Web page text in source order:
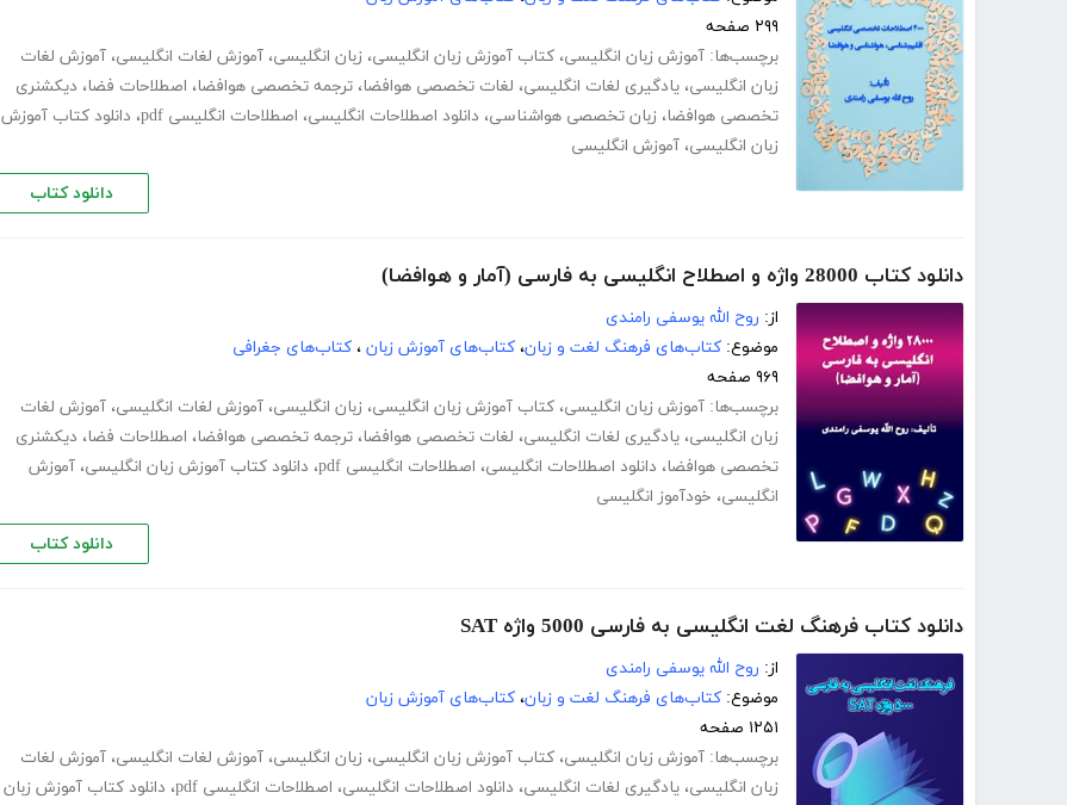
۲۹۹ صفحه
برچسب‌ها: آموزش زبان انگلیسی، کتاب آموزش زبان انگلیسی، زبان انگلیسی، آموزش لغات انگلیسی، آموزش لغات
زبان انگلیسی، یادگیری لغات انگلیسی، لغات تخصصی هوافضا، ترجمه تخصصی هوافضا، اصطلاحات فضا، دیکشنری
تخصصی هوافضا، زبان تخصصی هواشناسی، دانلود اصطلاحات انگلیسی، اصطلاحات انگلیسی pdf ، دانلود کتاب آموزش
زبان انگلیسی، آموزش انگلیسی
دانلود کتاب
دانلود کتاب 28000 واژه و اصطلاح انگلیسی به فارسی (آمار و هوافضا)
از: روح الله یوسفی رامندی
موضوع: کتاب‌های فرهنگ لغت و زبان، کتاب‌های آموزش زبان ، کتاب‌های جغرافی
۹۶۹ صفحه
برچسب‌ها: آموزش زبان انگلیسی، کتاب آموزش زبان انگلیسی، زبان انگلیسی، آموزش لغات انگلیسی، آموزش لغات
زبان انگلیسی، یادگیری لغات انگلیسی، لغات تخصصی هوافضا، ترجمه تخصصی هوافضا، اصطلاحات فضا، دیکشنری
تخصصی هوافضا، دانلود اصطلاحات انگلیسی، اصطلاحات انگلیسی pdf ، دانلود کتاب آموزش زبان انگلیسی، آموزش
انگلیسی، خودآموز انگلیسی
دانلود کتاب
دانلود کتاب فرهنگ لغت انگلیسی به فارسی 5000 واژه SAT
از: روح الله یوسفی رامندی
موضوع: کتاب‌های فرهنگ لغت و زبان، کتاب‌های آموزش زبان
۱۲۵۱ صفحه
برچسب‌ها: آموزش زبان انگلیسی، کتاب آموزش زبان انگلیسی، زبان انگلیسی، آموزش لغات انگلیسی، آموزش لغات
زبان انگلیسی، یادگیری لغات انگلیسی، دانلود اصطلاحات انگلیسی، اصطلاحات انگلیسی pdf ، دانلود کتاب آموزش زبان